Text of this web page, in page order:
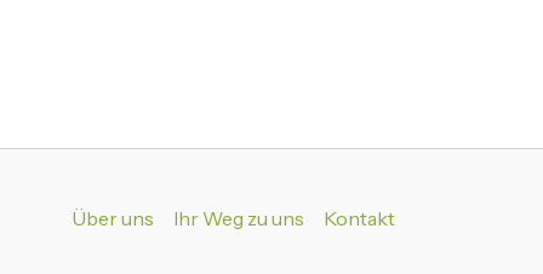
Über uns Ihr Weg zu uns Kontakt